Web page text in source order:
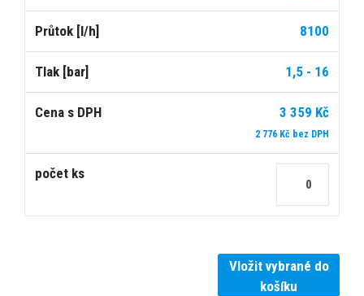
8100
1,5 - 16
3 359 Kč
2 776 Kč bez DPH
Vložit vybrané do
košíku